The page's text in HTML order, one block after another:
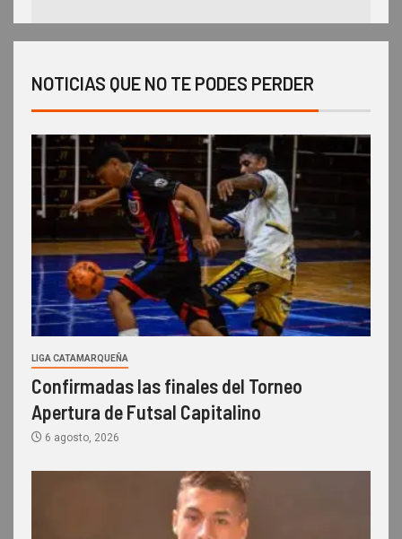
NOTICIAS QUE NO TE PODES PERDER
LIGA CATAMARQUEÑA
Confirmadas las finales del Torneo
Apertura de Futsal Capitalino
6 agosto, 2026